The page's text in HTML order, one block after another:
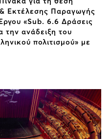
Εκτέλεσης Παραγωγής
«Sub. 6.6 Δράσεις
την ανάδειξη του
πολιτισμού» με